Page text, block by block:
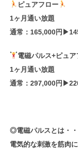
ピュアフロー
1ヶ月通い放題
通常：165,000円
電磁パルス+ピュア
1ヶ月通い放題
通常：297,000円
◎電磁パルスとは・・
電気的な刺激を筋肉